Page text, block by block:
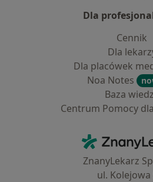
Dla
Cennik
Dla
Dla placówek
Noa Notes
Baza
Centrum Pomocy
ZnanyLekarz
ul. Kolejowa